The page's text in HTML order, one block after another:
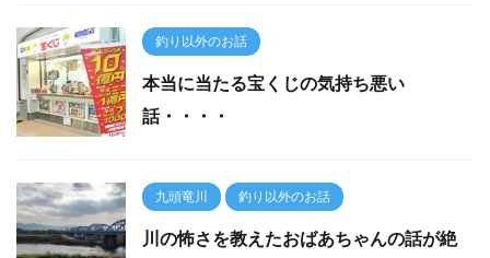
釣り以外のお話
本当に当たる宝くじの気持ち悪い
話・・・・
九頭竜川 釣り以外のお話
川の怖さを教えたおばあちゃんの話が絶